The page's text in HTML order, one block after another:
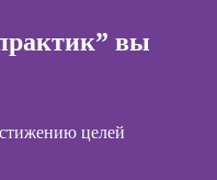
Курсы по
вы
целей